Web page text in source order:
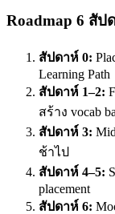
Roadmap 6 สั
สัปดาห์ 0:
Learning Path
สัปดาห์ 1–2:
สร้าง vocab
สัปดาห์ 3:
ช้าไป
สัปดาห์ 4–5:
placement
สัปดาห์ 6: